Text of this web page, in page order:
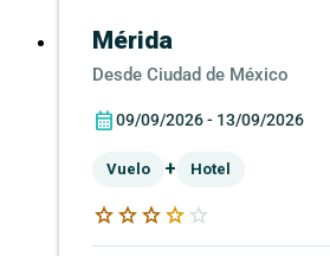
Mérida
Ciudad de México
09/09/2026 - 13/09/2026
Vuelo + Hotel
starstarstarstar star